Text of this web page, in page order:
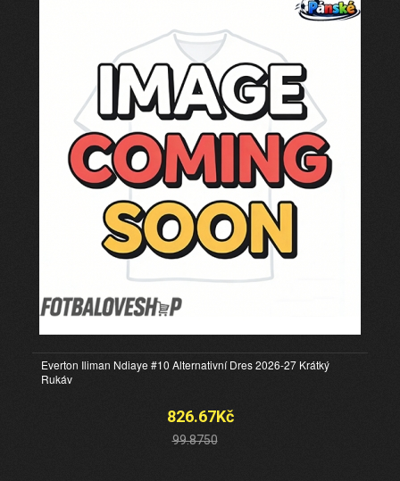
Everton Iliman Ndiaye #10 Alternativní Dres 2026-27 Krátký
Rukáv
826.67Kč
99.8750